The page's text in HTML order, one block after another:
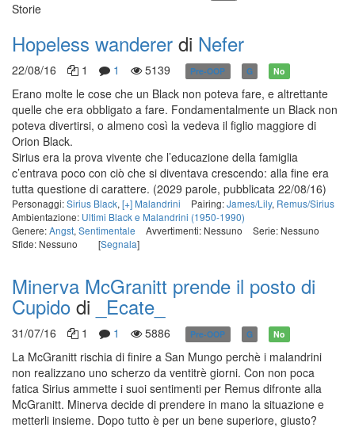
Storie
Hopeless wanderer di Nefer
22/08/16 1 1 5139 Pre-OOP G No
Erano molte le cose che un Black non poteva fare, e altrettante
quelle che era obbligato a fare. Fondamentalmente un Black non
poteva divertirsi, o almeno così la vedeva il figlio maggiore di
Orion Black.
Sirius era la prova vivente che l’educazione della famiglia
c’entrava poco con ciò che si diventava crescendo: alla fine era
tutta questione di carattere. (2029 parole, pubblicata 22/08/16)
Personaggi:Sirius Black, [+] Malandrini Pairing:James/Lily, Remus/Sirius
Ambientazione: Ultimi Black e Malandrini (1950-1990)
Genere:Angst, Sentimentale Avvertimenti: Nessuno
Serie: Nessuno
Sfide: Nessuno
[Segnala]
Minerva McGranitt prende il posto di
Cupido di _Ecate_
31/07/16 1 1 5886 Pre-OOP G No
La McGranitt rischia di finire a San Mungo perchè i malandrini
non realizzano uno scherzo da ventitrè giorni. Con non poca
fatica Sirius ammette i suoi sentimenti per Remus difronte alla
McGranitt. Minerva decide di prendere in mano la situazione e
metterli insieme. Dopo tutto è per un bene superiore, giusto?